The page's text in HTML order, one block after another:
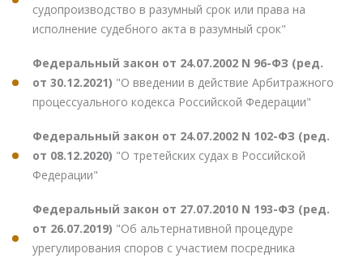
судопроизводство в разумный срок или права на
исполнение судебного акта в разумный срок"
Федеральный закон от 24.07.2002 N 96-ФЗ (ред.
от 30.12.2021) "О введении в действие Арбитражного
процессуального кодекса Российской Федерации"
Федеральный закон от 24.07.2002 N 102-ФЗ (ред.
от 08.12.2020) "О третейских судах в Российской
Федерации"
Федеральный закон от 27.07.2010 N 193-ФЗ (ред.
от 26.07.2019) "Об альтернативной процедуре
урегулирования споров с участием посредника